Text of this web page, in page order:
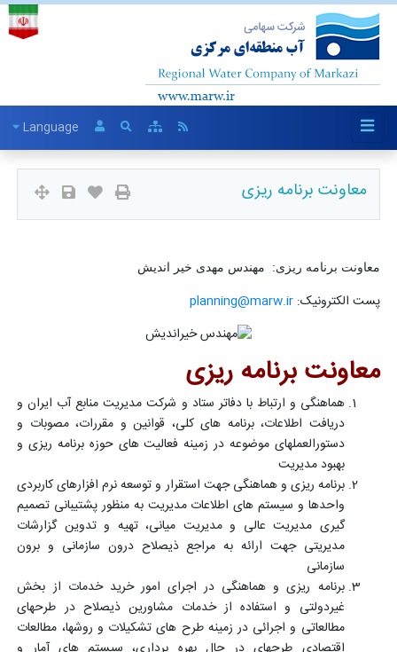
Language
معاونت برنامه ریزی
معاونت برنامه ریزی: مهندس مهدی خیر اندیش
پست الکترونیک:planning@marw.ir
معاونت برنامه ریزی
هماهنگی و ارتباط با دفاتر ستاد و شرکت مدیریت منابع آب ایران و
دریافت اطلاعات، برنامه های کلی، قوانین و مقررات، مصوبات و
دستورالعملهای موضوعه در زمینه فعالیت های حوزه برنامه ریزی و
بهبود مدیریت
برنامه ریزی و هماهنگی جهت استقرار و توسعه نرم افزارهای کاربردی
واحدها و سیستم های اطلاعات مدیریت به منظور پشتیبانی تصمیم
گیری مدیریت عالی و مدیریت میانی، تهیه و تدوین گزارشات
مدیریتی جهت ارائه به مراجع ذیصلاح درون سازمانی و برون
سازمانی
برنامه ریزی و هماهنگی در اجرای امور خرید خدمات از بخش
غیردولتی و استفاده از خدمات مشاورین ذیصلاح در طرحهای
مطالعاتی و اجرائی در زمینه طرح های تشکیلات و روشها، مطالعات